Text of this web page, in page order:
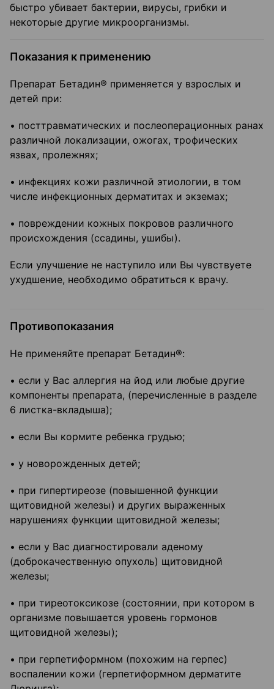
быстро убивает бактерии, вирусы, грибки и
некоторые другие микроорганизмы.
Показания к применению
Препарат Бетадин® применяется у взрослых и
детей при:
• посттравматических и послеоперационных ранах
различной локализации, ожогах, трофических
язвах, пролежнях;
• инфекциях кожи различной этиологии, в том
числе инфекционных дерматитах и экземах;
• повреждении кожных покровов различного
происхождения (ссадины, ушибы).
Если улучшение не наступило или Вы чувствуете
ухудшение, необходимо обратиться к врачу.
Противопоказания
Не применяйте препарат Бетадин®:
• если у Вас аллергия на йод или любые другие
компоненты препарата, (перечисленные в разделе
6 листка-вкладыша);
• если Вы кормите ребенка грудью;
• у новорожденных детей;
• при гипертиреозе (повышенной функции
щитовидной железы) и других выраженных
нарушениях функции щитовидной железы;
• если у Вас диагностировали аденому
(доброкачественную опухоль) щитовидной
железы;
• при тиреотоксикозе (состоянии, при котором в
организме повышается уровень гормонов
щитовидной железы);
• при герпетиформном (похожим на герпес)
воспалении кожи (герпетиформном дерматите